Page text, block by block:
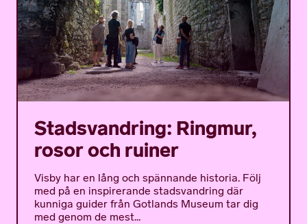
Stadsvandring: Ringmur,
rosor och ruiner
Visby har en lång och spännande historia. Följ
med på en inspirerande stadsvandring där
kunniga guider från Gotlands Museum tar dig
med genom de mest...